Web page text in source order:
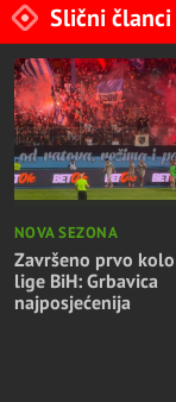
Slični članci
NOVA SEZONA
Završeno prvo
lige BiH: Grbavica
najposjećenija